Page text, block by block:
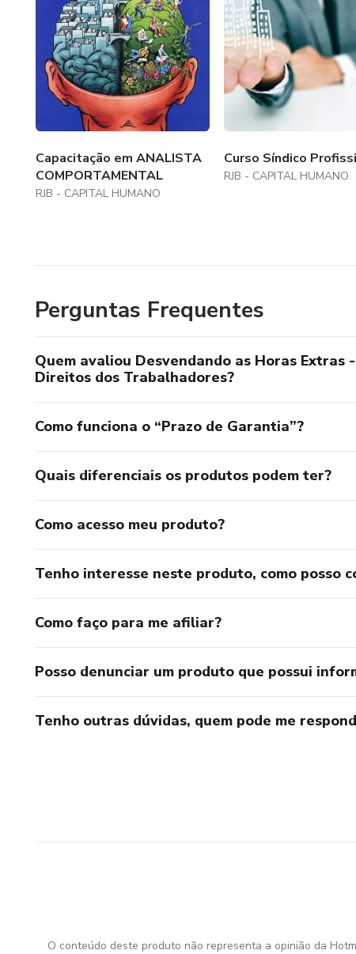
Capacitação em ANALISTA
COMPORTAMENTAL
RJB - CAPITAL HUMANO
Curso Síndico
RJB - CAPITAL HUMANO
Perguntas Frequentes
Quem avaliou Desvendando as Horas Extras
Direitos dos Trabalhadores?
Como funciona o “Prazo de Garantia”?
Quais diferenciais os produtos podem ter?
Como acesso meu produto?
Tenho interesse neste produto, como posso
Como faço para me afiliar?
Posso denunciar um produto que possui
Tenho outras dúvidas, quem pode me
O conteúdo deste produto não representa a opinião da